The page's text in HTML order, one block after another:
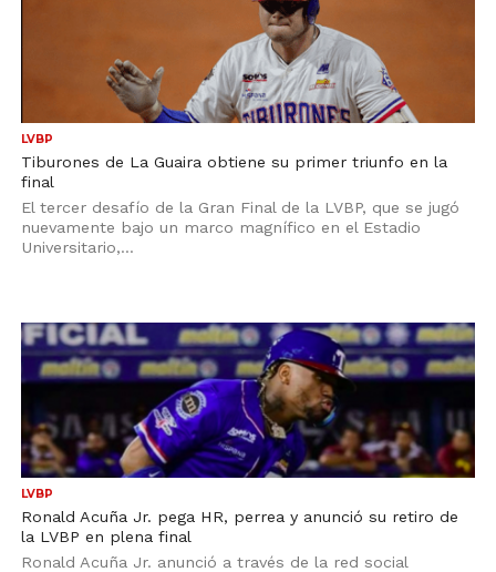
LVBP
Tiburones de La Guaira obtiene su primer triunfo en la
final
El tercer desafío de la Gran Final de la LVBP, que se jugó
nuevamente bajo un marco magnífico en el Estadio
Universitario,...
LVBP
Ronald Acuña Jr. pega HR, perrea y anunció su retiro de
la LVBP en plena final
Ronald Acuña Jr. anunció a través de la red social